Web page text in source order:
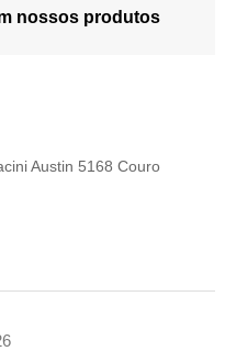
nossos produtos
Austin 5168 Couro